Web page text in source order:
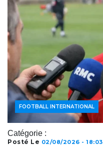
Catégorie :
FOOTBALL INTERNATIONAL
Posté Le 02/08/2026 - 18:03